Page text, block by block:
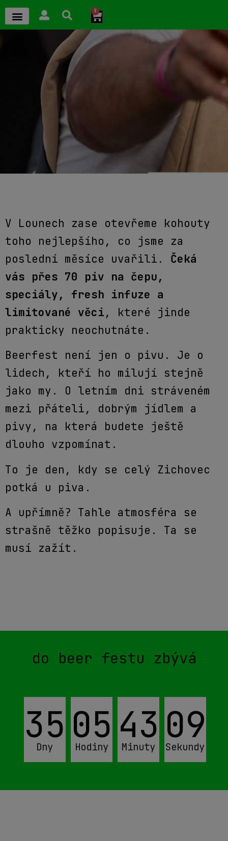
0
V Lounech zase otevřeme kohouty
toho nejlepšího, co jsme za
poslední měsíce uvařili. Čeká
vás přes 70 piv na čepu,
speciály, fresh infuze a
limitované věci, které jinde
prakticky neochutnáte.
Beerfest není jen o pivu. Je o
lidech, kteří ho milují stejně
jako my. O letním dni stráveném
mezi přáteli, dobrým jídlem a
pivy, na která budete ještě
dlouho vzpomínat.
To je den, kdy se celý Zichovec
potká u piva.
A upřímně? Tahle atmosféra se
strašně těžko popisuje. Ta se
musí zažít.
do beer festu zbývá
35
Dny 05
Hodiny 43
Minuty 07
Sekundy